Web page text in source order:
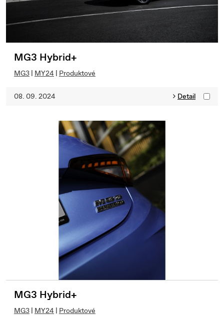
MG3 Hybrid+
MG3 | MY24 | Produktové
08. 09. 2024 Detail
MG3 Hybrid+
MG3 | MY24 | Produktové